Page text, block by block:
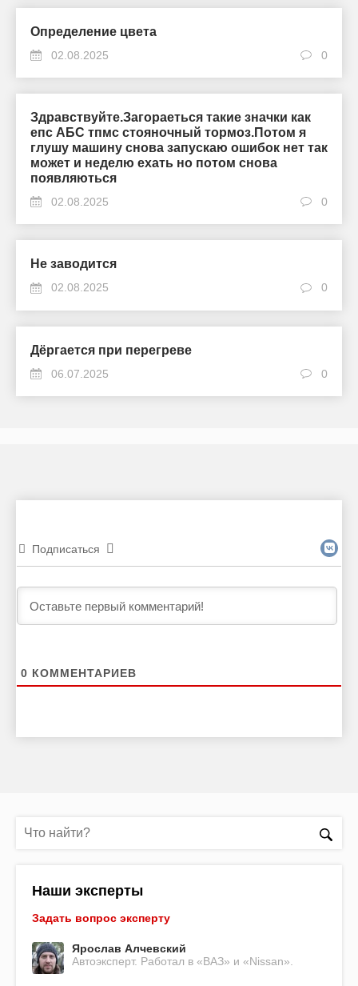
Определение цвета
02.08.2025 0
Здравствуйте.Загораеться такие значки как
епс АБС тпмс стояночный тормоз.Потом я
глушу машину снова запускаю ошибок нет так
может и неделю ехать но потом снова
появляються
02.08.2025 0
Не заводится
02.08.2025 0
Дёргается при перегреве
06.07.2025 0
Подписаться
0 КОММЕНТАРИЕВ
Наши эксперты
Задать вопрос эксперту
Ярослав Алчевский
Автоэксперт. Работал в «ВАЗ» и «Nissan».